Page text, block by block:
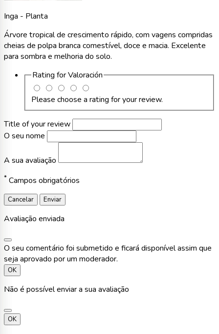
Inga - Planta
Árvore tropical de crescimento rápido, com vagens compridas
cheias de polpa branca comestível, doce e macia. Excelente
para sombra e melhoria do solo.
Rating forValoración
Please choose a rating for your review.
Title of your review
O seu nome
A sua avaliação
* Campos obrigatórios
Cancelar Enviar
Avaliação enviada
O seu comentário foi submetido e ficará disponível assim que
seja aprovado por um moderador.
OK
Não é possível enviar a sua avaliação
OK